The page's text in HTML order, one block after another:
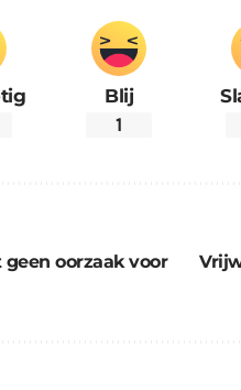
Blij
1
oorzaak voor